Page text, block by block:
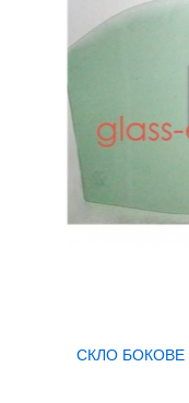
СКЛО БОКОВЕ